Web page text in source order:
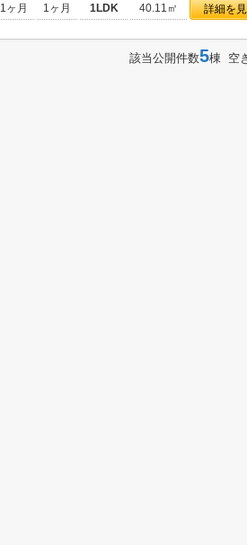
1ヶ月 1ヶ月 1LDK 40.11㎡ 詳細を
該当公開件数5棟 空